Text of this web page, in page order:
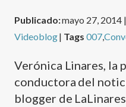
Publicado:mayo 27, 2014 |
Videoblog| Tags007,
Verónica Linares, la
conductora del
blogger de